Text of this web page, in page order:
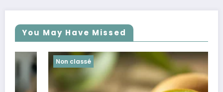
You May Have Missed
Non classé